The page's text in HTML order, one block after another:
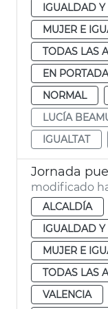
IGUALDAD Y
MUJER E
TODAS LAS
EN PORTADA
NORMAL
LUCÍA
IGUALTAT
modificado
ALCALDÍA
IGUALDAD Y
MUJER E
TODAS LAS
VALENCIA